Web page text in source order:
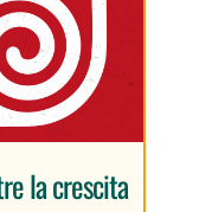
la crescita